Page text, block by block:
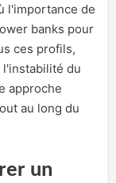
l'importance de
banks pour
ces profils,
du
approche
au long du
un